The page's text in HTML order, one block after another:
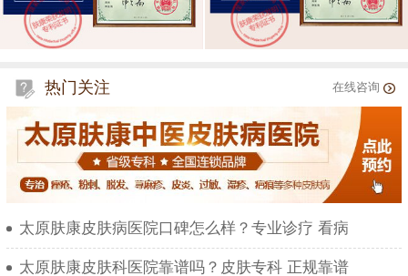
热门关注 在线咨询
太原肤康皮肤病医院口碑怎么样？专业诊疗 看病
太原肤康皮肤科医院靠谱吗？皮肤专科 正规靠谱